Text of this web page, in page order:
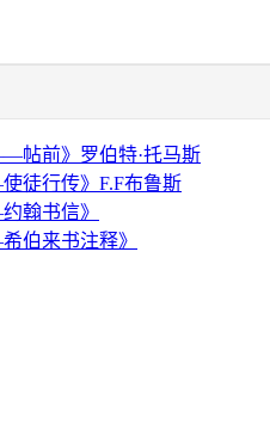
帖前》罗伯特·托马斯
徒行传》F.F布鲁斯
翰书信》
伯来书注释》